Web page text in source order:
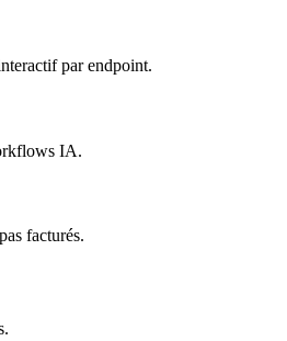
par endpoint.
IA.
facturés.